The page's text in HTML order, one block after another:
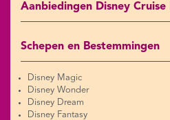
Aanbiedingen Disney Cruise
Schepen en Bestemmingen
Disney Magic
Disney Wonder
Disney Dream
Disney Fantasy